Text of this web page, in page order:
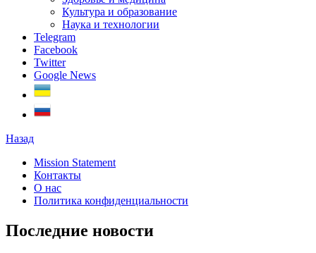
Культура и образование
Наука и технологии
Telegram
Facebook
Twitter
Google News
Назад
Mission Statement
Контакты
О нас
Политика конфиденциальности
Последние новости